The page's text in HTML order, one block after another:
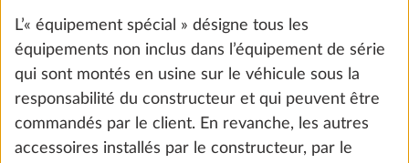
Garage sous lits superposés
(incompatible avec chauffage central
Plus
L’« équipement spécial » désigne tous les
équipements non inclus dans l’équipement de série
qui sont montés en usine sur le véhicule sous la
responsabilité du constructeur et qui peuvent être
commandés par le client. En revanche, les autres
accessoires installés par le constructeur, par le